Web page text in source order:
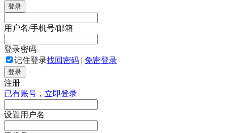
登录
用户名/手机号/邮箱
登录密码
记住登录找回密码 | 免密登录
登录
注册
已有账号，立即登录
设置用户名